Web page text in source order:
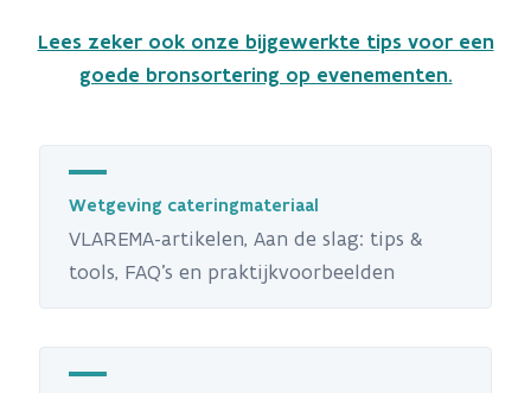
Lees zeker ook onze bijgewerkte tips voor een
goede bronsortering op evenementen.
Wetgeving cateringmateriaal
VLAREMA-artikelen, Aan de slag: tips &
tools, FAQ's en praktijkvoorbeelden